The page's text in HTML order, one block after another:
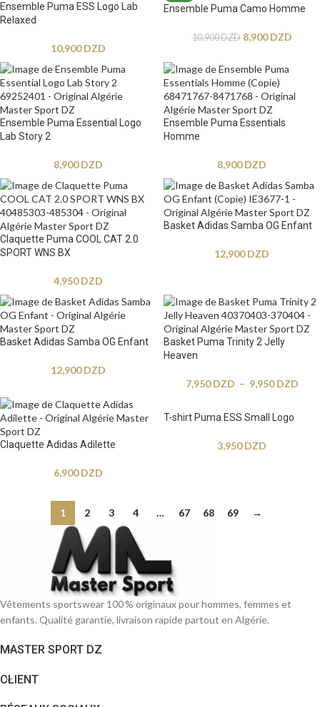
Ensemble Puma ESS Logo Lab
Relaxed
10,900DZD
Ensemble Puma Camo Homme
10,900DZD 8,900DZD
Ensemble Puma Essential Logo
Lab Story 2
8,900DZD
Ensemble Puma Essentials
Homme
8,900DZD
Claquette Puma COOL CAT 2.0
SPORT WNS BX
4,950DZD
Basket Adidas Samba OG Enfant
12,900DZD
Basket Adidas Samba OG Enfant
12,900DZD
Basket Puma Trinity 2 Jelly
Heaven
7,950DZD – 9,950DZD
Claquette Adidas Adilette
6,900DZD
T-shirt Puma ESS Small Logo
3,950DZD
1 2 3 4 … 67 68 69 →
Vêtements sportswear 100 % originaux pour hommes, femmes et
enfants. Qualité garantie, livraison rapide partout en Algérie.
MASTER SPORT DZ
CLIENT